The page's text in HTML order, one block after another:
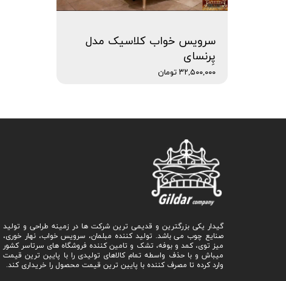
سرویس خواب کلاسیک مدل
پِرنسای
۳۲,۵۰۰,۰۰۰ تومان
گیدار یکی بزرگترین و قدیمی ترین شرکت ها در زمینه طراحی و تولید
صنایع چوب می باشد. تولید کننده مبلمان، سرویس خواب، نهار خوری،
میز توی، کمد و بوفه، تشک و تامین کننده فروشگاه های سرتاسر کشور
میباش و با حذف واسطه تمام کالاهای تولیدی را با پایین ترین قیمت
وارد کرده تا مصرف کننده با پایین ترین قیمت محصول را خریداری کند.